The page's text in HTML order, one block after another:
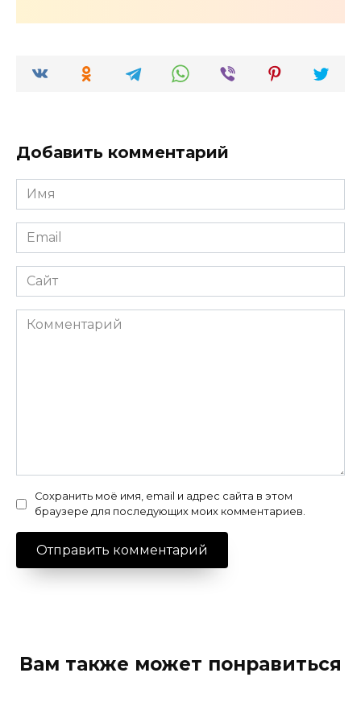
Добавить комментарий
Имя
*
Email
*
Сайт
Комментарий
Сохранить моё имя, email и адрес сайта в этом
браузере для последующих моих комментариев.
Вам также может понравиться